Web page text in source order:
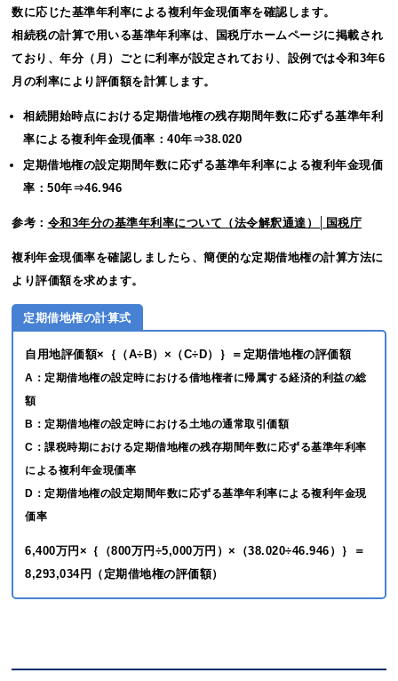
数に応じた基準年利率による複利年金現価率を確認します。
相続税の計算で用いる基準年利率は、国税庁ホームページに掲載され
ており、年分（月）ごとに利率が設定されており、設例では令和3年6
月の利率により評価額を計算します。
相続開始時点における定期借地権の残存期間年数に応ずる基準年利
率による複利年金現価率：40年⇒38.020
定期借地権の設定期間年数に応ずる基準年利率による複利年金現価
率：50年⇒46.946
参考： 令和3年分の基準年利率について（法令解釈通達）│国税庁
複利年金現価率を確認しましたら、簡便的な定期借地権の計算方法に
より評価額を求めます。
定期借地権の計算式
自用地評価額×｛（A÷B）×（C÷D）｝＝定期借地権の評価額
A：定期借地権の設定時における借地権者に帰属する経済的利益の総
額
B：定期借地権の設定時における土地の通常取引価額
C：課税時期における定期借地権の残存期間年数に応ずる基準年利率
による複利年金現価率
D：定期借地権の設定期間年数に応ずる基準年利率による複利年金現
価率
6,400万円×｛（800万円÷5,000万円）×（38.020÷46.946）｝＝
8,293,034円（定期借地権の評価額）